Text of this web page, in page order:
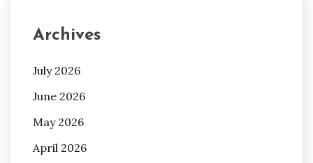
Archives
July 2026
June 2026
May 2026
April 2026